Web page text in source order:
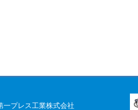
一プレス工業株式会社